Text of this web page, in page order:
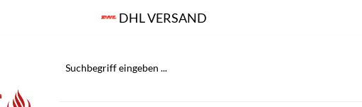
DHL VERSAND